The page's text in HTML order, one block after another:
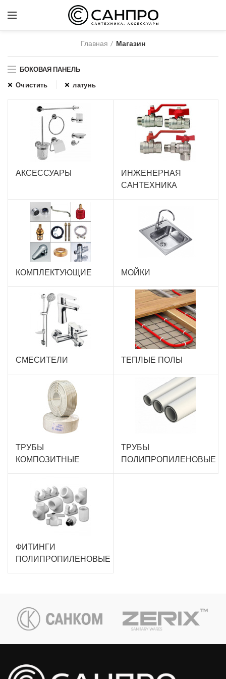
Главная Магазин
БОКОВАЯ ПАНЕЛЬ
Очистить
латунь
АКСЕССУАРЫ
ИНЖЕНЕРНАЯ
САНТЕХНИКА
КОМПЛЕКТУЮЩИЕ МОЙКИ
СМЕСИТЕЛИ ТЕПЛЫЕ ПОЛЫ
ТРУБЫ
КОМПОЗИТНЫЕ
ТРУБЫ
ПОЛИПРОПИЛЕНОВЫЕ
ФИТИНГИ
ПОЛИПРОПИЛЕНОВЫЕ